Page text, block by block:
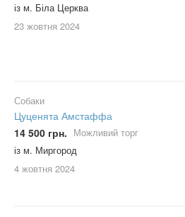
із м. Біла Церква
23 жовтня 2024
Собаки
Цуценята Амстаффа
14 500 грн. Можливий торг
із м. Миргород
4 жовтня 2024